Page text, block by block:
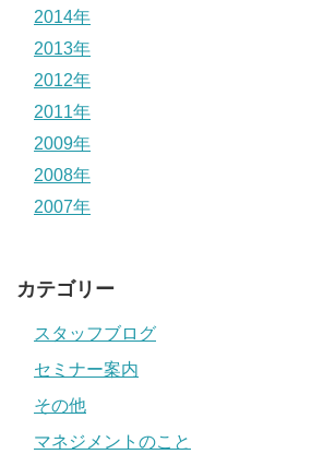
2014年
2013年
2012年
2011年
2009年
2008年
2007年
カテゴリー
スタッフブログ
セミナー案内
その他
マネジメントのこと